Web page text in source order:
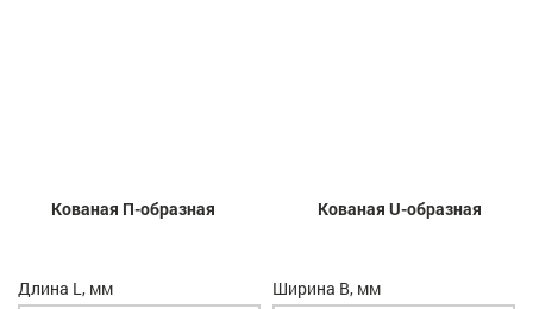
Кованая П-образная Кованая U-образная
Длина L, мм Ширина B, мм